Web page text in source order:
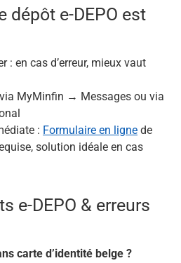
dépôt e-DEPO est
en cas d’erreur, mieux vaut
MyMinfin → Messages ou via
: Formulaire en ligne de
solution idéale en cas
e-DEPO & erreurs
carte d’identité belge ?